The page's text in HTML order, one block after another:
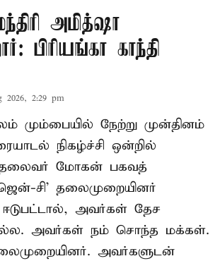
அமித்ஷா
பிரியங்கா காந்தி
2026, 2:29 pm
மும்பையில் நேற்று முன்தினம்
நிகழ்ச்சி ஒன்றில்
மோகன் பகவத்
சி' தலைமுறையினர்
அவர்கள் தேச
அவர்கள் நம் சொந்த மக்கள்.
அவர்களுடன்